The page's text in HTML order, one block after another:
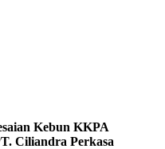
Kebun KKPA
Ciliandra Perkasa